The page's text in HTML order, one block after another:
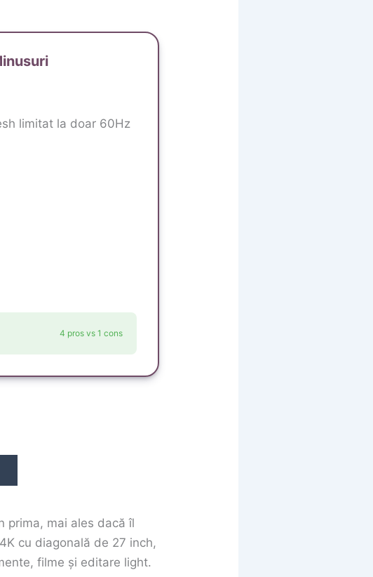
limitat la doar 60Hz
4 pros vs 1 cons
prima, mai ales dacă îl
cu diagonală de 27 inch,
filme și editare light.